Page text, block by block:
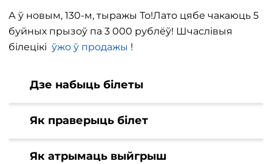
А ў новым, 130-м, тыражы То!Лато цябе чакаюць 5
буйных прызоў па 3 000 рублёў! Шчаслівыя
білецікі ўжо ў продажы !
Дзе набыць білеты
Як праверыць білет
Як атрымаць выйгрыш